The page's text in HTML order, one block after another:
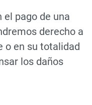
el pago de una
derecho a
o en su totalidad
los daños